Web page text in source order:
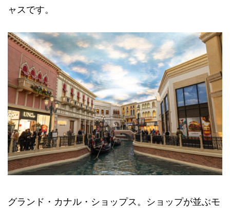
ャスです。
グランド・カナル・ショップス。ショップが並ぶモ